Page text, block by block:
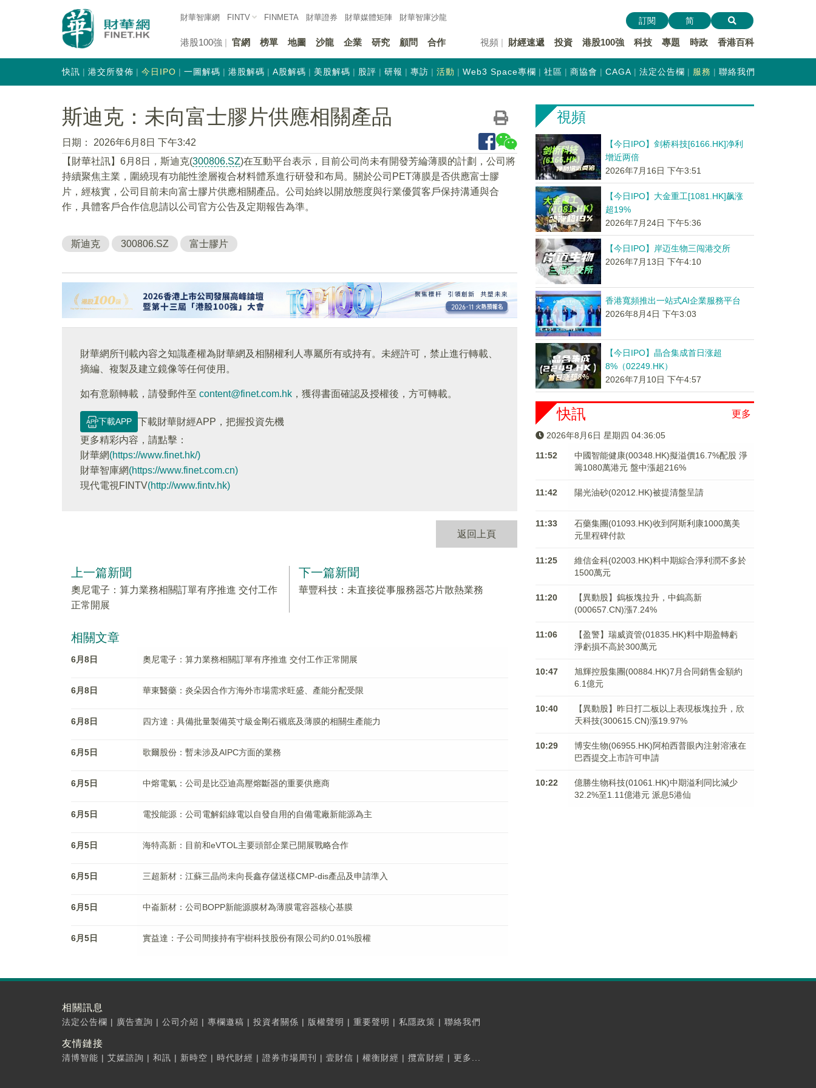
財華智庫網 FINTV FINMETA 財華證券 財華媒體矩陣 財華智庫沙龍
港股100強 官網 榜單 地圖 沙龍 企業 研究 顧問 合作 視頻 財經速遞 投資 港股100強 科技 專題 時政 香港百科
訂閱 简
快訊 港交所發佈 今日IPO 一圖解碼 港股解碼 A股解碼 美股解碼 股評 研報 專訪 活動 Web3 Space專欄 社區 商協會 CAGA 法定公告欄 服務 聯絡我們
斯迪克：未向富士膠片供應相關產品
日期：
2026年6月8日 下午3:42
【財華社訊】6月8日，斯迪克(300806.SZ)在互動平台表示，目前公司尚未有開發芳綸薄膜的計劃，公司將
持續聚焦主業，圍繞現有功能性塗層複合材料體系進行研發和布局。關於公司PET薄膜是否供應富士膠
片，經核實，公司目前未向富士膠片供應相關產品。公司始終以開放態度與行業優質客戶保持溝通與合
作，具體客戶合作信息請以公司官方公告及定期報告為準。
斯迪克 300806.SZ 富士膠片
財華網所刊載內容之知識產權為財華網及相關權利人專屬所有或持有。未經許可，禁止進行轉載、
摘編、複製及建立鏡像等任何使用。
如有意願轉載，請發郵件至 content@finet.com.hk ，獲得書面確認及授權後，方可轉載。
下載APP
下載財華財經APP，把握投資先機
更多精彩内容，請點擊：
財華網(https://www.finet.hk/)
財華智庫網(https://www.finet.com.cn)
現代電視FINTV(http://www.fintv.hk)
返回上頁
上一篇新聞
奧尼電子：算力業務相關訂單有序推進 交付工作
正常開展
下一篇新聞
華豐科技：未直接從事服務器芯片散熱業務
相關文章
6月8日 奧尼電子：算力業務相關訂單有序推進 交付工作正常開展
6月8日 華東醫藥：炎朵因合作方海外市場需求旺盛、產能分配受限
6月8日 四方達：具備批量製備英寸級金剛石襯底及薄膜的相關生產能力
6月5日 歌爾股份：暫未涉及AIPC方面的業務
6月5日 中熔電氣：公司是比亞迪高壓熔斷器的重要供應商
6月5日 電投能源：公司電解鋁綠電以自發自用的自備電廠新能源為主
6月5日 海特高新：目前和eVTOL主要頭部企業已開展戰略合作
6月5日 三超新材：江蘇三晶尚未向長鑫存儲送樣CMP-dis產品及申請準入
6月5日 中崙新材：公司BOPP新能源膜材為薄膜電容器核心基膜
6月5日 實益達：子公司間接持有宇樹科技股份有限公司約0.01%股權
視頻
【今日IPO】剑桥科技[6166.HK]净利
增近两倍
2026年7月16日 下午3:51
【今日IPO】大金重工[1081.HK]飙涨
超19%
2026年7月24日 下午5:36
【今日IPO】岸迈生物三闯港交所
2026年7月13日 下午4:10
香港寬頻推出一站式AI企業服務平台
2026年8月4日 下午3:03
【今日IPO】晶合集成首日涨超
8%（02249.HK）
2026年7月10日 下午4:57
更多
快訊
2026年8月6日 星期四 04:36:05
11:52
中國智能健康(00348.HK)擬溢價16.7%配股 淨
籌1080萬港元 ​​​​​​​盤中漲超216%
11:42 陽光油砂(02012.HK)被提清盤呈請
11:33
石藥集團(01093.HK)收到阿斯利康1000萬美
元里程碑付款
11:25
維信金科(02003.HK)料中期綜合淨利潤不多於
1500萬元
11:20
【異動股】鎢板塊拉升，中鎢高新
(000657.CN)漲7.24%
11:06
【盈警】瑞威資管(01835.HK)料中期盈轉虧
淨虧損不高於300萬元
10:47
旭輝控股集團(00884.HK)7月合同銷售金額約
6.1億元
10:40
【異動股】昨日打二板以上表現板塊拉升，欣
天科技(300615.CN)漲19.97%
10:29
博安生物(06955.HK)阿柏西普眼內注射溶液在
巴西提交上市許可申請
10:22
億勝生物科技(01061.HK)中期溢利同比減少
32.2%至1.11億港元 派息5港仙
相關訊息
法定公告欄 | 廣告查詢 | 公司介紹 | 專欄邀稿 | 投資者關係 | 版權聲明 | 重要聲明 | 私隱政策 | 聯絡我們
友情鏈接
清博智能 | 艾媒諮詢 | 和訊 | 新時空 | 時代財經 | 證券市場周刊 | 壹財信 | 權衡財經 | 攬富財經 | 更多...